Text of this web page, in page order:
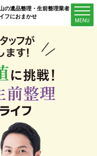
の遺品整理・生前整理業者はキ
フにおまかせ